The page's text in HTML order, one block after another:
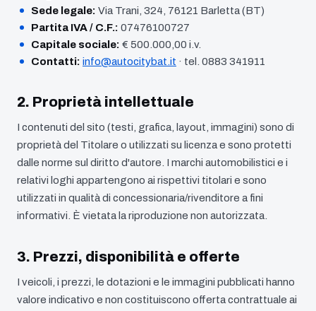
Sede legale: Via Trani, 324, 76121 Barletta (BT)
Partita IVA / C.F.: 07476100727
Capitale sociale: € 500.000,00 i.v.
Contatti: info@autocitybat.it · tel. 0883 341911
2. Proprietà intellettuale
I contenuti del sito (testi, grafica, layout, immagini) sono di
proprietà del Titolare o utilizzati su licenza e sono protetti
dalle norme sul diritto d'autore. I marchi automobilistici e i
relativi loghi appartengono ai rispettivi titolari e sono
utilizzati in qualità di concessionaria/rivenditore a fini
informativi. È vietata la riproduzione non autorizzata.
3. Prezzi, disponibilità e offerte
I veicoli, i prezzi, le dotazioni e le immagini pubblicati hanno
valore indicativo e non costituiscono offerta contrattuale ai